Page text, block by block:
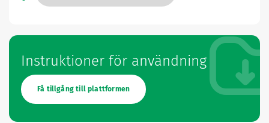
Instruktioner för användning
Få tillgång till plattformen